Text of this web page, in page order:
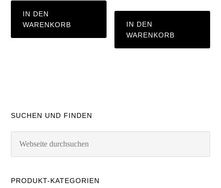
IN DEN
WARENKORB
IN DEN
WARENKORB
SUCHEN UND FINDEN
PRODUKT-KATEGORIEN